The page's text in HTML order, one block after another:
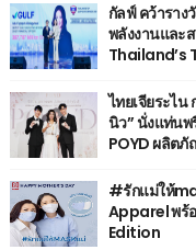
กัลฟ์ คว้ารา
พลังงานและ
Thailand’s
ไทยเจียระไ
นิว” นั่งแท่นพ
POYD ผลิต
#รักแม่ให้
Apparel พร้
Edition